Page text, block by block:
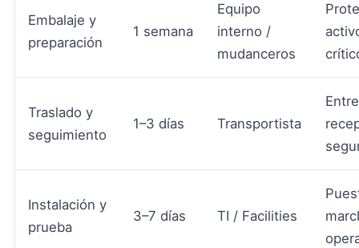
Embalaje y
preparación
1 semana
Equipo
interno /
mudanceros
Traslado y
seguimiento
1–3 días Transportista
Instalación y
prueba
3–7 días TI / Facilities